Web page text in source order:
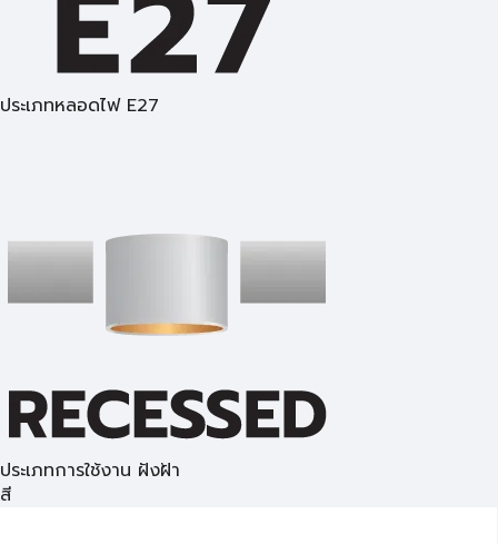
ประเภทหลอดไฟ E27
ประเภทการใช้งาน ฝังฝ้า
สี